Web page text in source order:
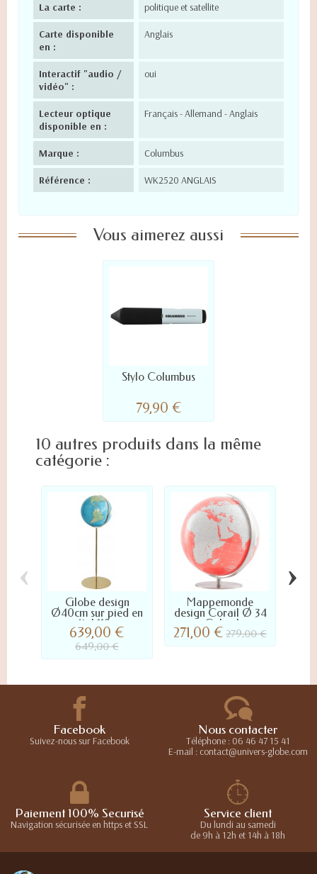
La carte : politique et satellite
Carte disponible
en :
Anglais
Interactif "audio /
vidéo" :
oui
Lecteur optique
disponible en :
Français - Allemand - Anglais
Marque : Columbus
Référence : WK2520 ANGLAIS
Vous aimerez aussi
Stylo Columbus
79,90 €
10 autres produits dans la même
catégorie :
Globe design
Ø40cm sur pied en
métal 118 cm
639,00 €
649,00 €
Mappemonde
design Corail Ø 34
cm Columbus
271,00 € 279,00 €
‹ ›
Facebook
Suivez-nous sur Facebook
Nous contacter
Téléphone : 06 46 47 15 41
E-mail : contact@univers-globe.com
Paiement 100% Securisé
Navigation sécurisée en https et SSL
Service client
Du lundi au samedi
de 9h à 12h et 14h à 18h